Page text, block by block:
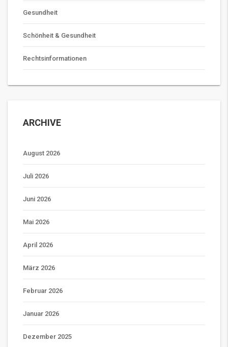
Gesundheit
Schönheit & Gesundheit
Rechtsinformationen
ARCHIVE
August 2026
Juli 2026
Juni 2026
Mai 2026
April 2026
März 2026
Februar 2026
Januar 2026
Dezember 2025